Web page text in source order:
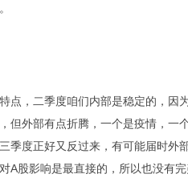
点，二季度咱们内部是稳定的，因
但外部有点折腾，一个是疫情，一
季度正好又反过来，有可能届时外
A股影响是最直接的，所以也没有